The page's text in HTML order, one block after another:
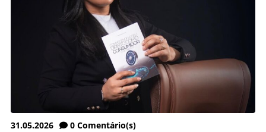
31.05.2026 0 Comentário(s)